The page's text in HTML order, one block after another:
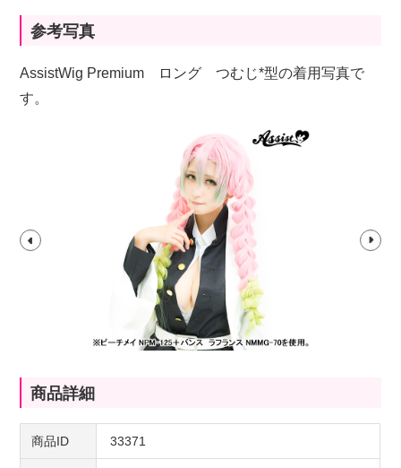
参考写真
AssistWig Premium ロング つむじ*型の着用写真で
す。
商品詳細
商品ID 33371